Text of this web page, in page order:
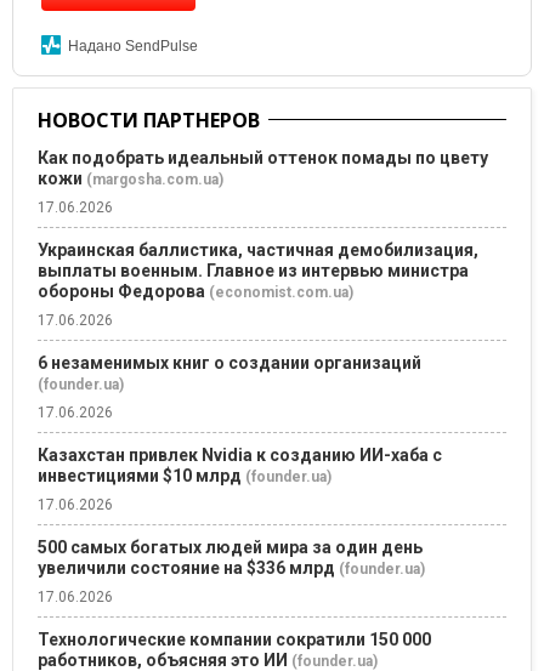
Надано SendPulse
НОВОСТИ ПАРТНЕРОВ
Как подобрать идеальный оттенок помады по цвету
кожи (margosha.com.ua)
17.06.2026
Украинская баллистика, частичная демобилизация,
выплаты военным. Главное из интервью министра
обороны Федорова (economist.com.ua)
17.06.2026
6 незаменимых книг о создании организаций
(founder.ua)
17.06.2026
Казахстан привлек Nvidia к созданию ИИ-хаба с
инвестициями $10 млрд (founder.ua)
17.06.2026
500 самых богатых людей мира за один день
увеличили состояние на $336 млрд (founder.ua)
17.06.2026
Технологические компании сократили 150 000
работников, объясняя это ИИ (founder.ua)